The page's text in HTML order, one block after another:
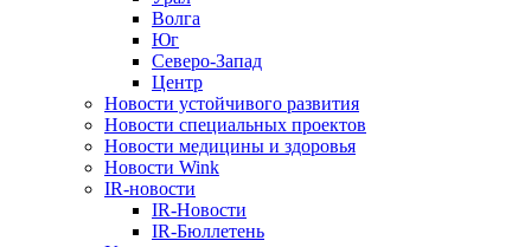
Волга
Юг
Северо-Запад
Центр
Новости устойчивого развития
Новости специальных проектов
Новости медицины и здоровья
Новости Wink
IR-новости
IR-Новости
IR-Бюллетень